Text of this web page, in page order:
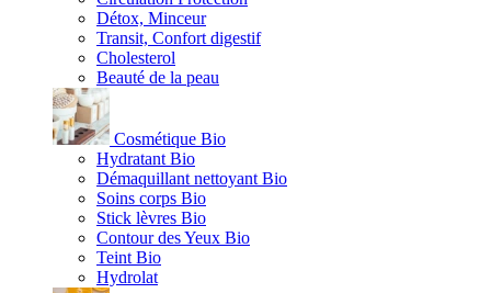
Détox, Minceur
Transit, Confort digestif
Cholesterol
Beauté de la peau
Cosmétique Bio
Hydratant Bio
Démaquillant nettoyant Bio
Soins corps Bio
Stick lèvres Bio
Contour des Yeux Bio
Teint Bio
Hydrolat